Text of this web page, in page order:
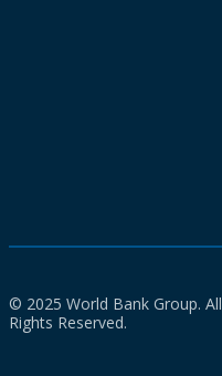
© 2025 World Bank Group. All
Rights Reserved.